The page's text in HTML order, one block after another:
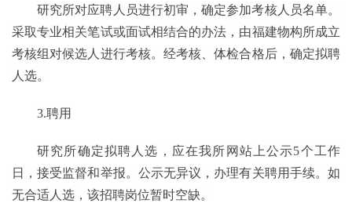
研究所对应聘人员进行初审，确定参加考核人员名单。
采取专业相关笔试或面试相结合的办法，由福建物构所成立
考核组对候选人进行考核。经考核、体检合格后，确定拟聘
人选。
3.聘用
研究所确定拟聘人选 ， 应在我所网站上公示5个工作
日，接受监督和举报。公示无异议，办理有关聘用手续。如
无合适人选，该招聘岗位暂时空缺。